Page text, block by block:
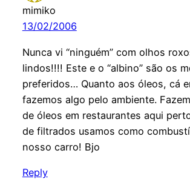
mimiko
13/02/2006
Nunca vi “ninguém” com olhos
lindos!!!! Este e o “albino” são os
preferidos… Quanto aos óleos, cá
fazemos algo pelo ambiente.
de óleos em restaurantes aqui
de filtrados usamos como
nosso carro! Bjo
Reply